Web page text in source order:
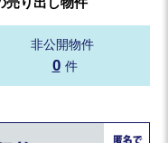
非公開物件
0 件